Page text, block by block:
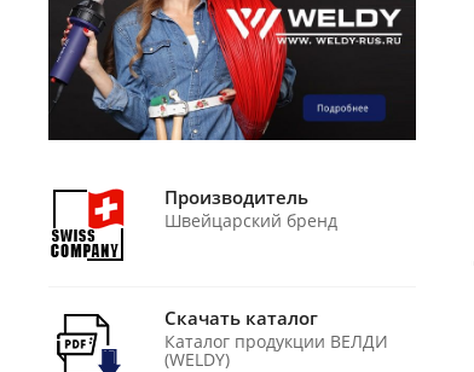
Производитель
Швейцарский бренд
Скачать каталог
Каталог продукции ВЕЛДИ
(WELDY)